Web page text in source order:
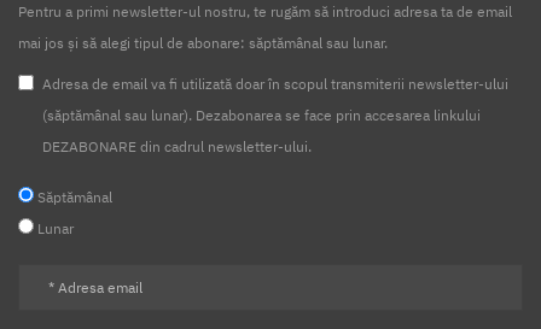
Pentru a primi newsletter-ul nostru, te rugăm să introduci adresa ta de email
mai jos și să alegi tipul de abonare: săptămânal sau lunar.
Adresa de email va fi utilizată doar în scopul transmiterii newsletter-ului
(săptămânal sau lunar). Dezabonarea se face prin accesarea linkului
DEZABONARE din cadrul newsletter-ului.
Săptămânal
Lunar